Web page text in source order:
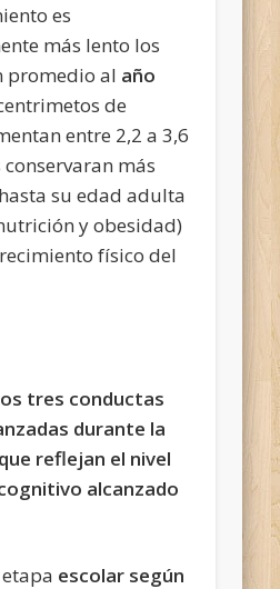
es
más lento los
promedio al año
de
entre 2,2 a 3,6
más
su edad adulta
y obesidad)
físico del
tres conductas
durante la
reflejan el nivel
alcanzado
escolar según